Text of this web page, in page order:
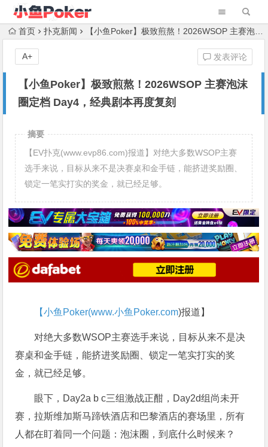
首页 扑克新闻 【小鱼Poker】极致煎熬！2026WSOP 主赛泡沫圈定档 Day4，经典剧本再度复刻
【小鱼Poker】极致煎熬！2026WSOP 主赛泡沫
圈定档 Day4，经典剧本再度复刻
发表评论
A+
摘要
【EV扑克(www.evp86.com)报道】对绝大多数WSOP主赛
选手来说，目标从来不是决赛桌和金手链，能挤进奖励圈、
锁定一笔实打实的奖金，就已经足够。
【小鱼Poker(www.小鱼Poker.com)报道】
对绝大多数WSOP主赛选手来说，目标从来不是决
赛桌和金手链，能挤进奖励圈、锁定一笔实打实的奖
金，就已经足够。
眼下，Day2a b c三组激战正酣，Day2d组尚未开
赛，拉斯维加斯马蹄铁酒店和巴黎酒店的赛场里，所有
人都在盯着同一个问题：泡沫圈，到底什么时候来？